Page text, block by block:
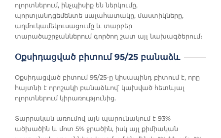
ոլորտներում, ինչպիսիք են ներկումը,
պորտլանդցեմենտե սալահատակը, մաստիկները,
աղմուկամեկուսացումը և տարբեր
տարածաշրջաններում գործող շատ այլ նախագծերում։
Օքսիդացված բիտում 95/25 բանաձև
Օքսիդացված բիտում 95/25-ը կիսապինդ բիտում է, որը
հայտնի է որոշակի բանաձևով՝ կախված հետևյալ
ոլորտներում կիրառությունից.
Տարրական առումով այն պարունակում է 93%
ածխածին և մոտ 5% ջրածին, իսկ այլ քիմիական